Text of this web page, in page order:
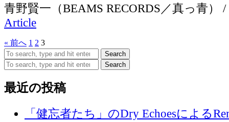
青野賢一（BEAMS RECORDS／真っ青）
Article
« 前へ 1 2 3
Search
Search
最近の投稿
「健忘者たち」のDry Echoesによる